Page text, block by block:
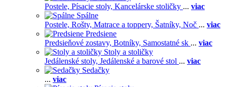
Postele, Písacie stoly, Kancelárske stoličky ... viac
Spálne
Postele, Rošty, Matrace a toppery, Šatníky, Noč ... viac
Predsiene
Predsieňové zostavy, Botníky, Samostatné sk ... viac
Stoly a stoličky
Jedálenské stoly, Jedálenské a barové stol ... viac
Sedačky
... viac